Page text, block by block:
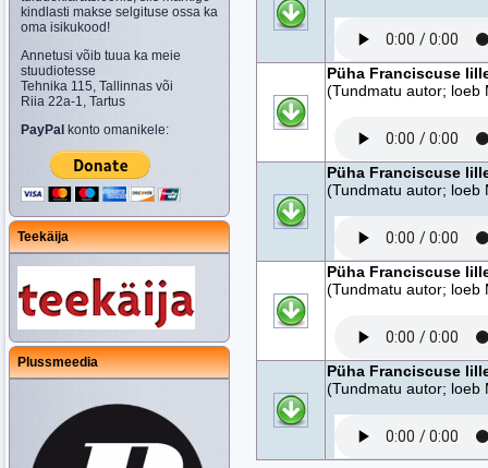
kindlasti makse selgituse ossa ka
oma isikukood!
Annetusi võib tuua ka meie
stuudiotesse
Tehnika 115, Tallinnas või
Riia 22a-1, Tartus
PayPal konto omanikele:
Teekäija
Plussmeedia
Püha Franciscuse
(Tundmatu autor; loeb
Püha Franciscuse
(Tundmatu autor; loeb
Püha Franciscuse
(Tundmatu autor; loeb
Püha Franciscuse
(Tundmatu autor; loeb